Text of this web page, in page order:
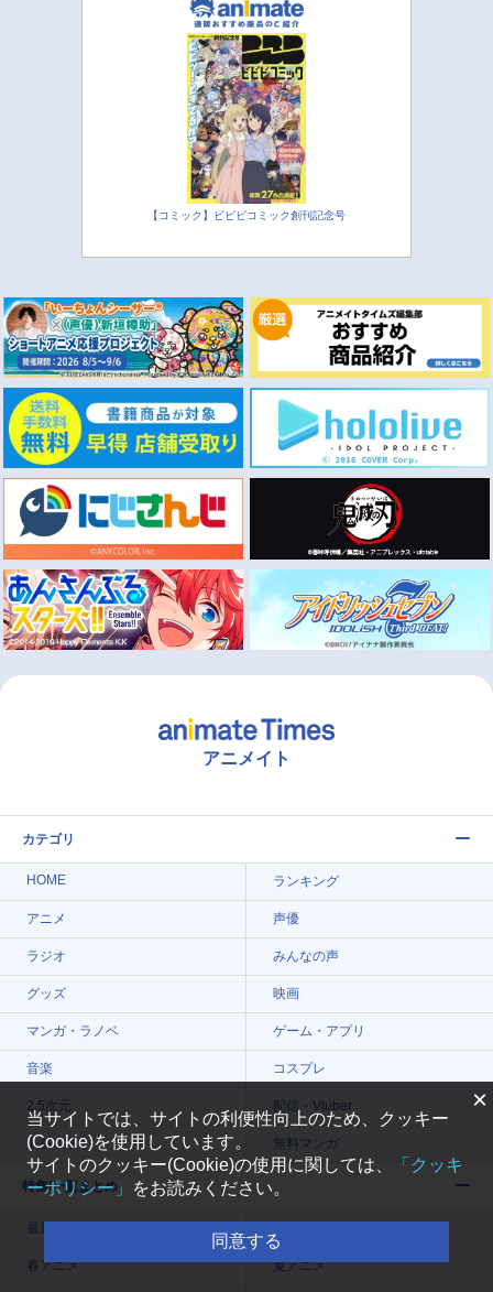
【コミック】ビビビコミック創刊記念号
アニメイト
カテゴリ
HOME ランキング
アニメ 声優
ラジオ みんなの声
グッズ 映画
マンガ・ラノベ ゲーム・アプリ
音楽 コスプレ
2.5次元 配信・Vtuber
トレンド 無料マンガ
特集/一覧まとめ
最新記事一覧
春アニメ 夏アニメ
×
当サイトでは、サイトの利便性向上のため、クッキー
(Cookie)を使用しています。
サイトのクッキー(Cookie)の使用に関しては、
「クッキ
ーポリシー」
をお読みください。
同意する